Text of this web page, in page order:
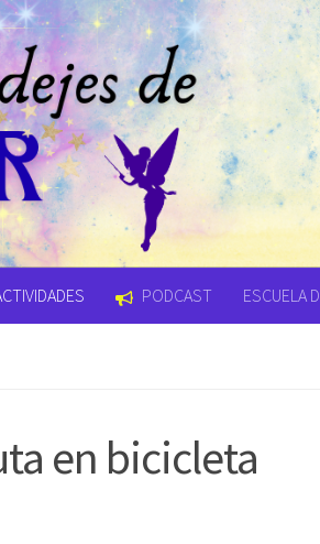
PODCAST ESCUELA
en bicicleta